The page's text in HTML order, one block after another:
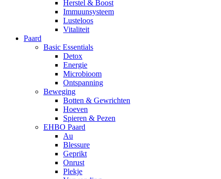
Herstel & Boost
Immuunsysteem
Lusteloos
Vitaliteit
Paard
Basic Essentials
Detox
Energie
Microbioom
Ontspanning
Beweging
Botten & Gewrichten
Hoeven
Spieren & Pezen
EHBO Paard
Au
Blessure
Geprikt
Onrust
Plekje